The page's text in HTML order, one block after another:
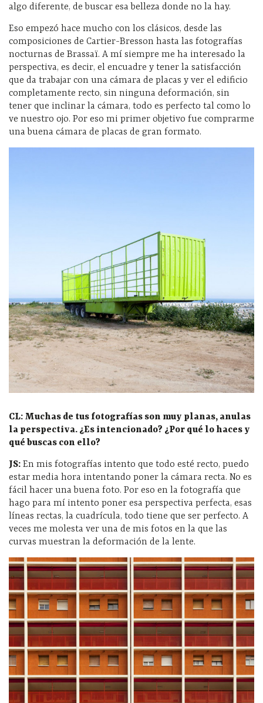
algo diferente, de buscar esa belleza donde no la hay.
Eso empezó hace mucho con los clásicos, desde las
composiciones de Cartier-Bresson hasta las fotografías
nocturnas de Brassaï. A mí siempre me ha interesado la
perspectiva, es decir, el encuadre y tener la satisfacción
que da trabajar con una cámara de placas y ver el edificio
completamente recto, sin ninguna deformación, sin
tener que inclinar la cámara, todo es perfecto tal como lo
ve nuestro ojo. Por eso mi primer objetivo fue comprarme
una buena cámara de placas de gran formato.
CL: Muchas de tus fotografías son muy planas, anulas
la perspectiva. ¿Es intencionado? ¿Por qué lo haces y
qué buscas con ello?
JS: En mis fotografías intento que todo esté recto, puedo
estar media hora intentando poner la cámara recta. No es
fácil hacer una buena foto. Por eso en la fotografía que
hago para mí intento poner esa perspectiva perfecta, esas
líneas rectas, la cuadrícula, todo tiene que ser perfecto. A
veces me molesta ver una de mis fotos en la que las
curvas muestran la deformación de la lente.